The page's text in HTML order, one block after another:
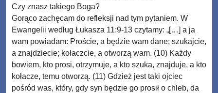
Czy znasz takiego Boga?
Gorąco zachęcam do refleksji nad tym pytaniem. W
Ewangelii według Łukasza 11:9-13 czytamy: „[…] a ja
wam powiadam: Proście, a będzie wam dane; szukajcie,
a znajdziecie; kołaczcie, a otworzą wam. (10) Każdy
bowiem, kto prosi, otrzymuje, a kto szuka, znajduje, a kto
kołacze, temu otworzą. (11) Gdzież jest taki ojciec
pośród was, który, gdy syn będzie go prosił o chleb, da